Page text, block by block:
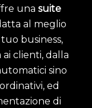
una suite
al meglio
business,
clienti, dalla
sino
ed
di